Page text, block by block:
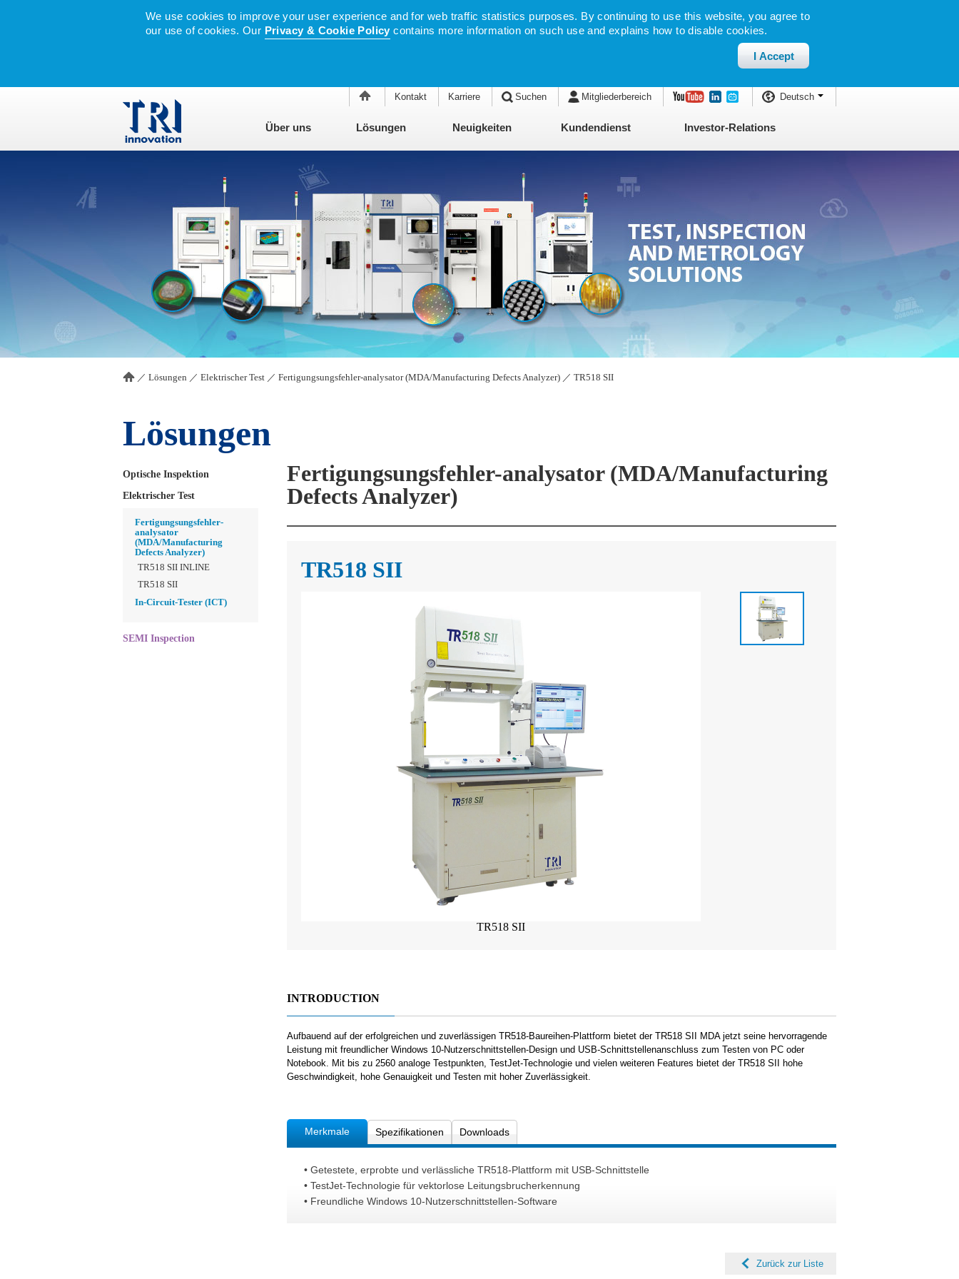
We use cookies to improve your user experience and for web traffic statistics purposes. By continuing to use this website, you agree to
our use of cookies. Our Privacy & Cookie Policy contains more information on such use and explains how to disable cookies.
I Accept
Kontakt Karriere Suchen Mitgliederbereich Deutsch
Über uns Lösungen Neuigkeiten Kundendienst Investor-Relations
／ Lösungen ／ Elektrischer Test ／ Fertigungsungsfehler-analysator (MDA/Manufacturing Defects Analyzer) ／ TR518 SII
Lösungen
Optische Inspektion
Elektrischer Test
Fertigungsungsfehler-
analysator
(MDA/Manufacturing
Defects Analyzer)
TR518 SII INLINE
TR518 SII
In-Circuit-Tester (ICT)
SEMI Inspection
Fertigungsungsfehler-analysator (MDA/Manufacturing
Defects Analyzer)
TR518 SII
TR518 SII
INTRODUCTION
Aufbauend auf der erfolgreichen und zuverlässigen TR518-Baureihen-Plattform bietet der TR518 SII MDA jetzt seine hervorragende
Leistung mit freundlicher Windows 10-Nutzerschnittstellen-Design und USB-Schnittstellenanschluss zum Testen von PC oder
Notebook. Mit bis zu 2560 analoge Testpunkten, TestJet-Technologie und vielen weiteren Features bietet der TR518 SII hohe
Geschwindigkeit, hohe Genauigkeit und Testen mit hoher Zuverlässigkeit.
Merkmale Spezifikationen Downloads
• Getestete, erprobte und verlässliche TR518-Plattform mit USB-Schnittstelle
• TestJet-Technologie für vektorlose Leitungsbrucherkennung
• Freundliche Windows 10-Nutzerschnittstellen-Software
Zurück zur Liste